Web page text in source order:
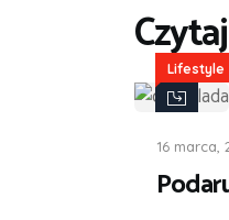
Lifestyle
16 marca,